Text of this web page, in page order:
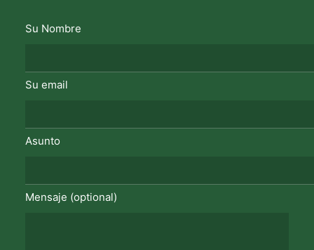
Su Nombre
Su email
Asunto
Mensaje (optional)